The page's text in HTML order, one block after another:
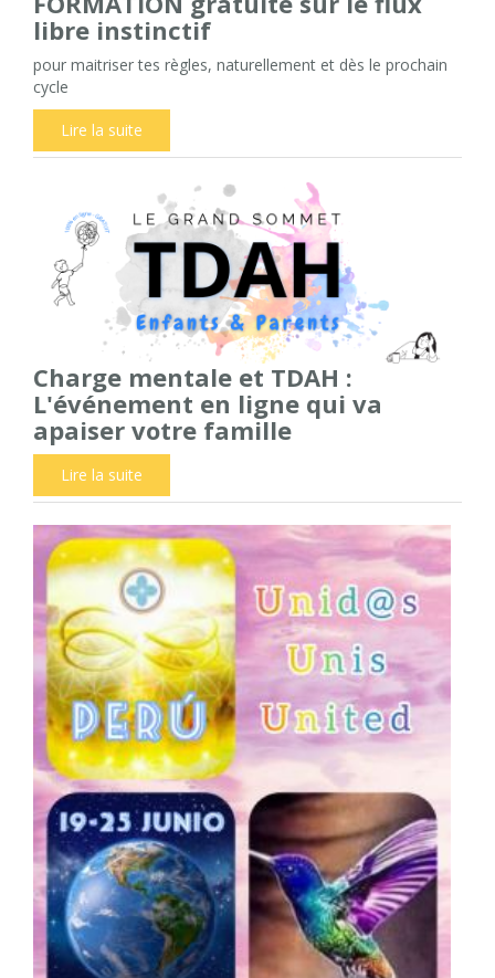
libre instinctif
pour maitriser tes règles, naturellement et dès le prochain
cycle
Lire la suite
Charge mentale et TDAH :
L'événement en ligne qui va
apaiser votre famille
Lire la suite